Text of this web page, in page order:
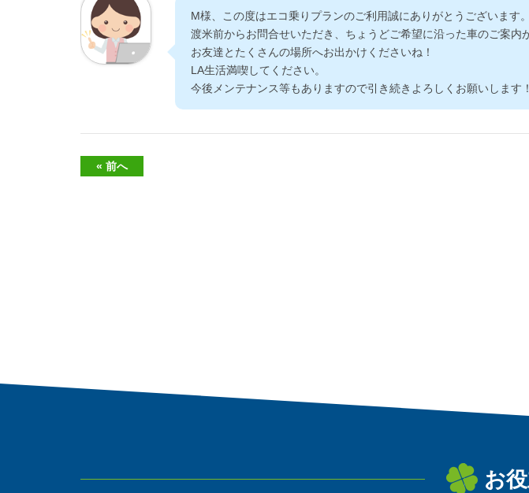
M様、この度はエコ乗りプランのご利用誠にありがとうございます。
渡米前からお問合せいただき、ちょうどご希望に沿った車のご案内
お友達とたくさんの場所へお出かけくださいね！
LA生活満喫してください。
今後メンテナンス等もありますので引き続きよろしくお願いします！
« 前へ
お